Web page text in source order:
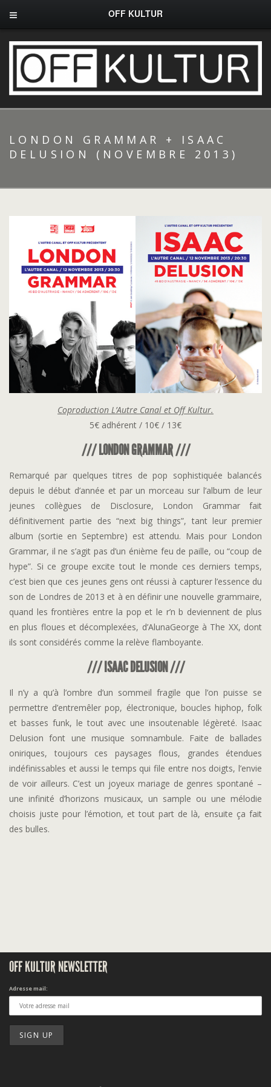
OFF KULTUR
LONDON GRAMMAR + ISAAC
DELUSION (NOVEMBRE 2013)
Coproduction L’Autre Canal et Off Kultur.
5€ adhérent / 10€ / 13€
/// LONDON GRAMMAR ///
Remarqué par quelques titres de pop sophistiquée balancés
depuis le début d’année et par un morceau sur l’album de leur
jeunes collègues de Disclosure, London Grammar fait
définitivement partie des “next big things”, tant leur premier
album (sortie en Septembre) est attendu. Mais pour London
Grammar, il ne s’agit pas d’un énième feu de paille, ou “coup de
hype”. Si ce groupe excite tout le monde ces derniers temps,
c’est bien que ces jeunes gens ont réussi à capturer l’essence du
son de Londres de 2013 et à en définir une nouvelle grammaire,
quand les frontières entre la pop et le r’n b deviennent de plus
en plus floues et décomplexées, d’AlunaGeorge à The XX, dont
ils sont considérés comme la relève flamboyante.
/// ISAAC DELUSION ///
Il n’y a qu’à l’ombre d’un sommeil fragile que l’on puisse se
permettre d’entremêler pop, électronique, boucles hiphop, folk
et basses funk, le tout avec une insoutenable légèreté. Isaac
Delusion font une musique somnambule. Faite de ballades
oniriques, toujours ces paysages flous, grandes étendues
indéfinissables et aussi le temps qui file entre nos doigts, l’envie
de voir ailleurs. C’est un joyeux mariage de genres spontané –
une infinité d’horizons musicaux, un sample ou une mélodie
choisis juste pour l’émotion, et tout part de là, ensuite ça fait
des bulles.
OFF KULTUR NEWSLETTER
Adresse mail: